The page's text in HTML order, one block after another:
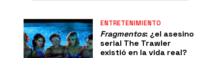
ENTRETENIMIENTO
Fragmentos: ¿el asesino
serial The Trawler
existió en la vida real?